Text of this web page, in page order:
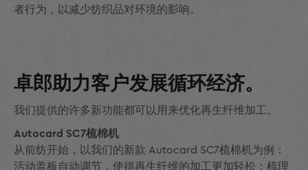
者行为，以减少纺织品对环境的影响。
卓郎助力客户发展循环经济。
我们提供的许多新功能都可以用来优化再生纤维加工。
Autocard SC7梳棉机
从前纺开始，以我们的新款 Autocard SC7梳棉机为例：
活动盖板自动调节，使得再生纤维的加工更加轻松；梳理